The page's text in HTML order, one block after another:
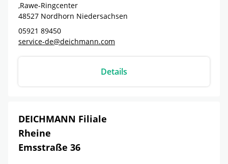
,Rawe-Ringcenter
48527 Nordhorn Niedersachsen
05921 89450
service-de@deichmann.com
Details
DEICHMANN Filiale
Rheine
Emsstraße 36